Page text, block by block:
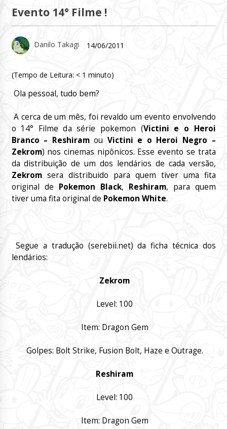
Evento 14° Filme !
Danilo Takagi 14/06/2011
(Tempo de Leitura: < 1 minuto)
Ola pessoal, tudo bem?
A cerca de um mês, foi revaldo um evento envolvendo
o 14° Filme da série pokemon (Victini e o Heroi
Branco – Reshiramou Victini e o Heroi Negro –
Zekrom) nos cinemas nipônicos. Esse evento se trata
da distribuição de um dos lendários de cada versão,
Zekromsera distribuido para quem tiver uma fita
original de Pokemon Black, Reshiram, para quem
tiver uma fita original de Pokemon White.
Segue a tradução (serebii.net) da ficha técnica dos
lendários:
Zekrom
Level: 100
Item: Dragon Gem
Golpes: Bolt Strike, Fusion Bolt, Haze e Outrage.
Reshiram
Level: 100
Item: Dragon Gem